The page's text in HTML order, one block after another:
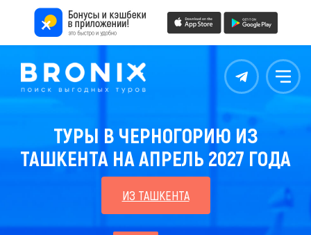
Контакты Меню
ТУРЫ В ЧЕРНОГОРИЮ ИЗ
ТАШКЕНТА НА АПРЕЛЬ 2027 ГОДА
ИЗ ТАШКЕНТА